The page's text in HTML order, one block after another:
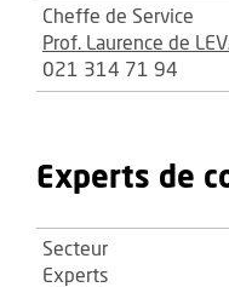
Cheffe de Service
Prof. Laurence de
021 314 71 94
Experts de
Secteur
Experts